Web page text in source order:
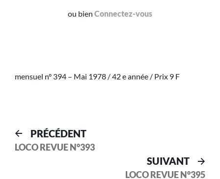
ou bien Connectez-vous
mensuel n° 394 – Mai 1978 / 42 e année / Prix 9 F
PRÉCÉDENT
LOCO REVUE N°393
SUIVANT
LOCO REVUE N°395